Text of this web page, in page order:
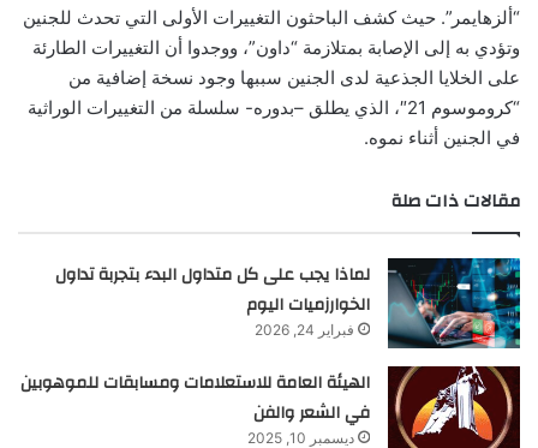
“ألزهايمر”. حيث كشف الباحثون التغييرات الأولى التي تحدث للجنين
وتؤدي به إلى الإصابة بمتلازمة “داون”، ووجدوا أن التغييرات الطارئة
على الخلايا الجذعية لدى الجنين سببها وجود نسخة إضافية من
“كروموسوم 21″، الذي يطلق –بدوره- سلسلة من التغييرات الوراثية
في الجنين أثناء نموه.
مقالات ذات صلة
لماذا يجب على كل متداول البدء بتجربة تداول
الخوارزميات اليوم
فبراير 24, 2026
الهيئة العامة للاستعلامات ومسابقات للموهوبين
في الشعر والفن
ديسمبر 10, 2025